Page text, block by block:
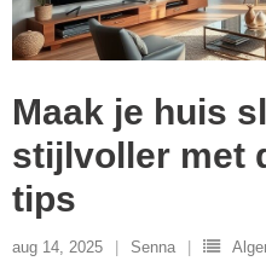
Maak je huis
stijlvoller met
tips
aug 14, 2025 Senna